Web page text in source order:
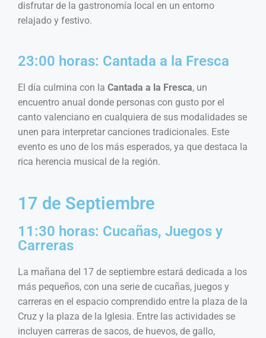
disfrutar de la gastronomía local en un entorno
relajado y festivo.
23:00 horas: Cantada a la Fresca
El día culmina con la Cantada a la Fresca, un
encuentro anual donde personas con gusto por el
canto valenciano en cualquiera de sus modalidades se
unen para interpretar canciones tradicionales. Este
evento es uno de los más esperados, ya que destaca la
rica herencia musical de la región.
17 de Septiembre
11:30 horas: Cucañas, Juegos y
Carreras
La mañana del 17 de septiembre estará dedicada a los
más pequeños, con una serie de cucañas, juegos y
carreras en el espacio comprendido entre la plaza de la
Cruz y la plaza de la Iglesia. Entre las actividades se
incluyen carreras de sacos, de huevos, de gallo,